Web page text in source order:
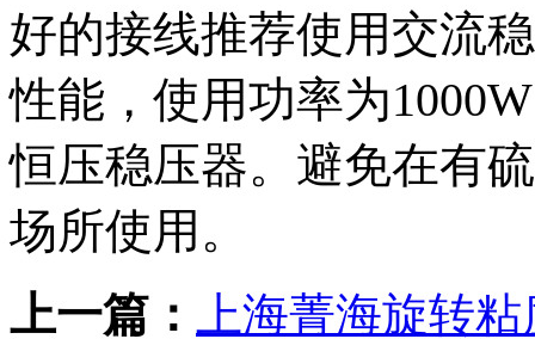
好的接线推荐使用交流
性能，使用功率为
恒压稳压器。避免在有
场所使用。
上一篇： 上海菁海旋转